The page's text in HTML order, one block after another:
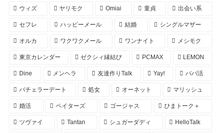
ウィズ ヤリモク Omiai 童貞 出会い系
セフレ ハッピーメール 結婚 シングルマザー
オルカ ワクワクメール ワンナイト メシモク
東京カレンダー ゼクシィ縁結び PCMAX LEMON
Dine メンヘラ 友達作りTalk Yay! パパ活
バチェラーデート 処女 オーネット マリッシュ
婚活 ペイターズ ゴージャス ひまトーク＋
ツヴァイ Tantan シュガーダディ HelloTalk